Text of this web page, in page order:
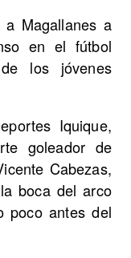
Magallanes a
en el fútbol
los jóvenes
Iquique,
goleador de
Cabezas,
boca del arco
poco antes del